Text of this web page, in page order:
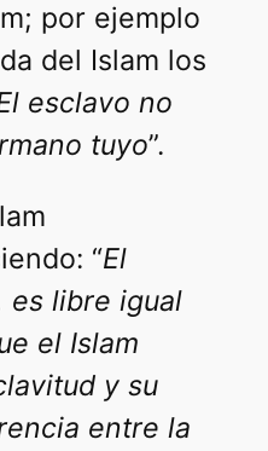
por ejemplo
del Islam los
esclavo no
tuyo”.
“El
es libre igual
el Islam
y su
entre la